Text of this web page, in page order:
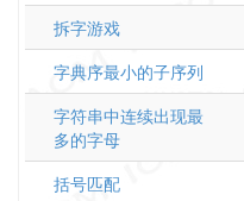
拆字游戏
字典序最小的子序列
字符串中连续出现最
多的字母
括号匹配